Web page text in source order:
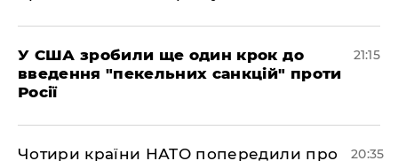
​У США зробили ще один крок до
введення "пекельних санкцій" проти
Росії
21:15
​Чотири країни НАТО попередили про
20:35